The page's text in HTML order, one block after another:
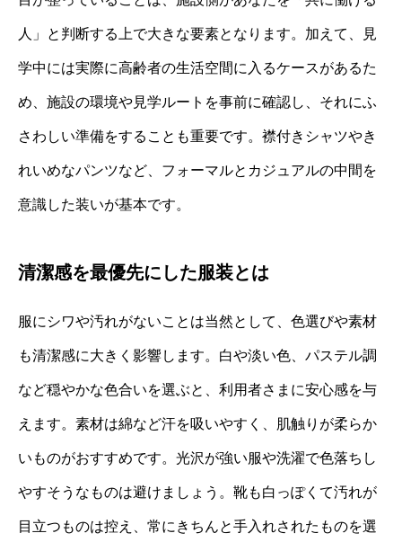
人」と判断する上で大きな要素となります。加えて、見
学中には実際に高齢者の生活空間に入るケースがあるた
め、施設の環境や見学ルートを事前に確認し、それにふ
さわしい準備をすることも重要です。襟付きシャツやき
れいめなパンツなど、フォーマルとカジュアルの中間を
意識した装いが基本です。
清潔感を最優先にした服装とは
服にシワや汚れがないことは当然として、色選びや素材
も清潔感に大きく影響します。白や淡い色、パステル調
など穏やかな色合いを選ぶと、利用者さまに安心感を与
えます。素材は綿など汗を吸いやすく、肌触りが柔らか
いものがおすすめです。光沢が強い服や洗濯で色落ちし
やすそうなものは避けましょう。靴も白っぽくて汚れが
目立つものは控え、常にきちんと手入れされたものを選